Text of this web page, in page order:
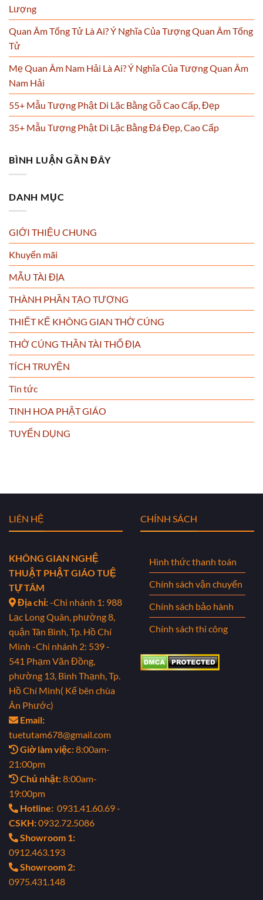
Lượng
Quan Âm Tống Tử Là Ai? Ý Nghĩa Của Tượng Quan Âm Tống
Tử
Mẹ Quan Âm Nam Hải Là Ai? Ý Nghĩa Của Tượng Quan Âm
Nam Hải
55+ Mẫu Tượng Phật Di Lặc Bằng Gỗ Cao Cấp, Đẹp
35+ Mẫu Tượng Phật Di Lặc Bằng Đá Đẹp, Cao Cấp
BÌNH LUẬN GẦN ĐÂY
DANH MỤC
GIỚI THIỆU CHUNG
Khuyến mãi
MẪU TÀI ĐỊA
THÀNH PHẦN TẠO TƯỢNG
THIẾT KẾ KHÔNG GIAN THỜ CÚNG
THỜ CÚNG THẦN TÀI THỔ ĐỊA
TÍCH TRUYỆN
Tin tức
TINH HOA PHẬT GIÁO
TUYỂN DỤNG
LIÊN HỆ
KHÔNG GIAN NGHỆ
THUẬT PHẬT GIÁO TUỆ
TỰ TÂM
Địa chỉ:-Chi nhánh 1: 988
Lạc Long Quân, phường 8,
quận Tân Bình, Tp. Hồ Chí
Minh -Chi nhánh 2: 539 -
541 Phạm Văn Đồng,
phường 13, Bình Thạnh, Tp.
Hồ Chí Minh( Kế bên chùa
Ân Phước)
Email:
tuetutam678@gmail.com
Giờ làm việc:8:00am-
21:00pm
Chủ nhật:8:00am-
19:00pm
Hotline: 0931.41.60.69 -
CSKH:0932.72.5086
Showroom 1:
0912.463.193
Showroom 2:
0975.431.148
CHÍNH SÁCH
Hình thức thanh toán
Chính sách vận chuyển
Chính sách bảo hành
Chính sách thi công